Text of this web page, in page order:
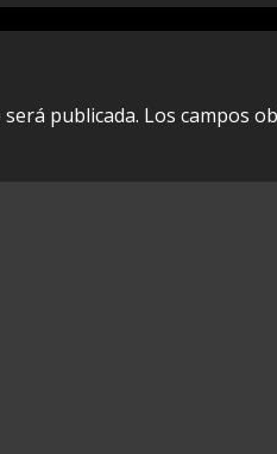
publicada. Los campos